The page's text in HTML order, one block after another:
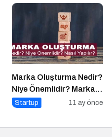
Marka Oluşturma Nedir?
Niye Önemlidir? Marka
Oluşturma Nasıl Yapılır?
Startup 11 ay önce